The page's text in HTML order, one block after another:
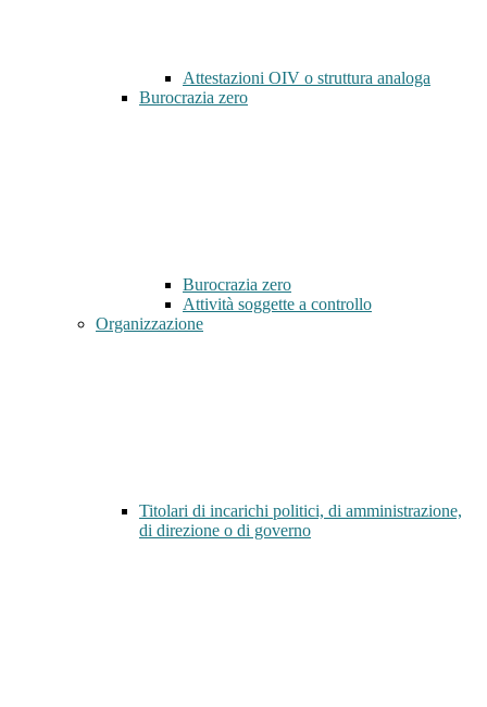
Attestazioni OIV o struttura analoga
Burocrazia zero
Burocrazia zero
Attività soggette a controllo
Organizzazione
Titolari di incarichi politici, di amministrazione,
di direzione o di governo